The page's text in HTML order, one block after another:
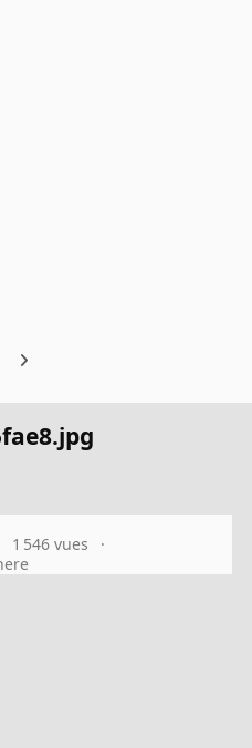
carousel slide
Next carousel slide
1 546 vues